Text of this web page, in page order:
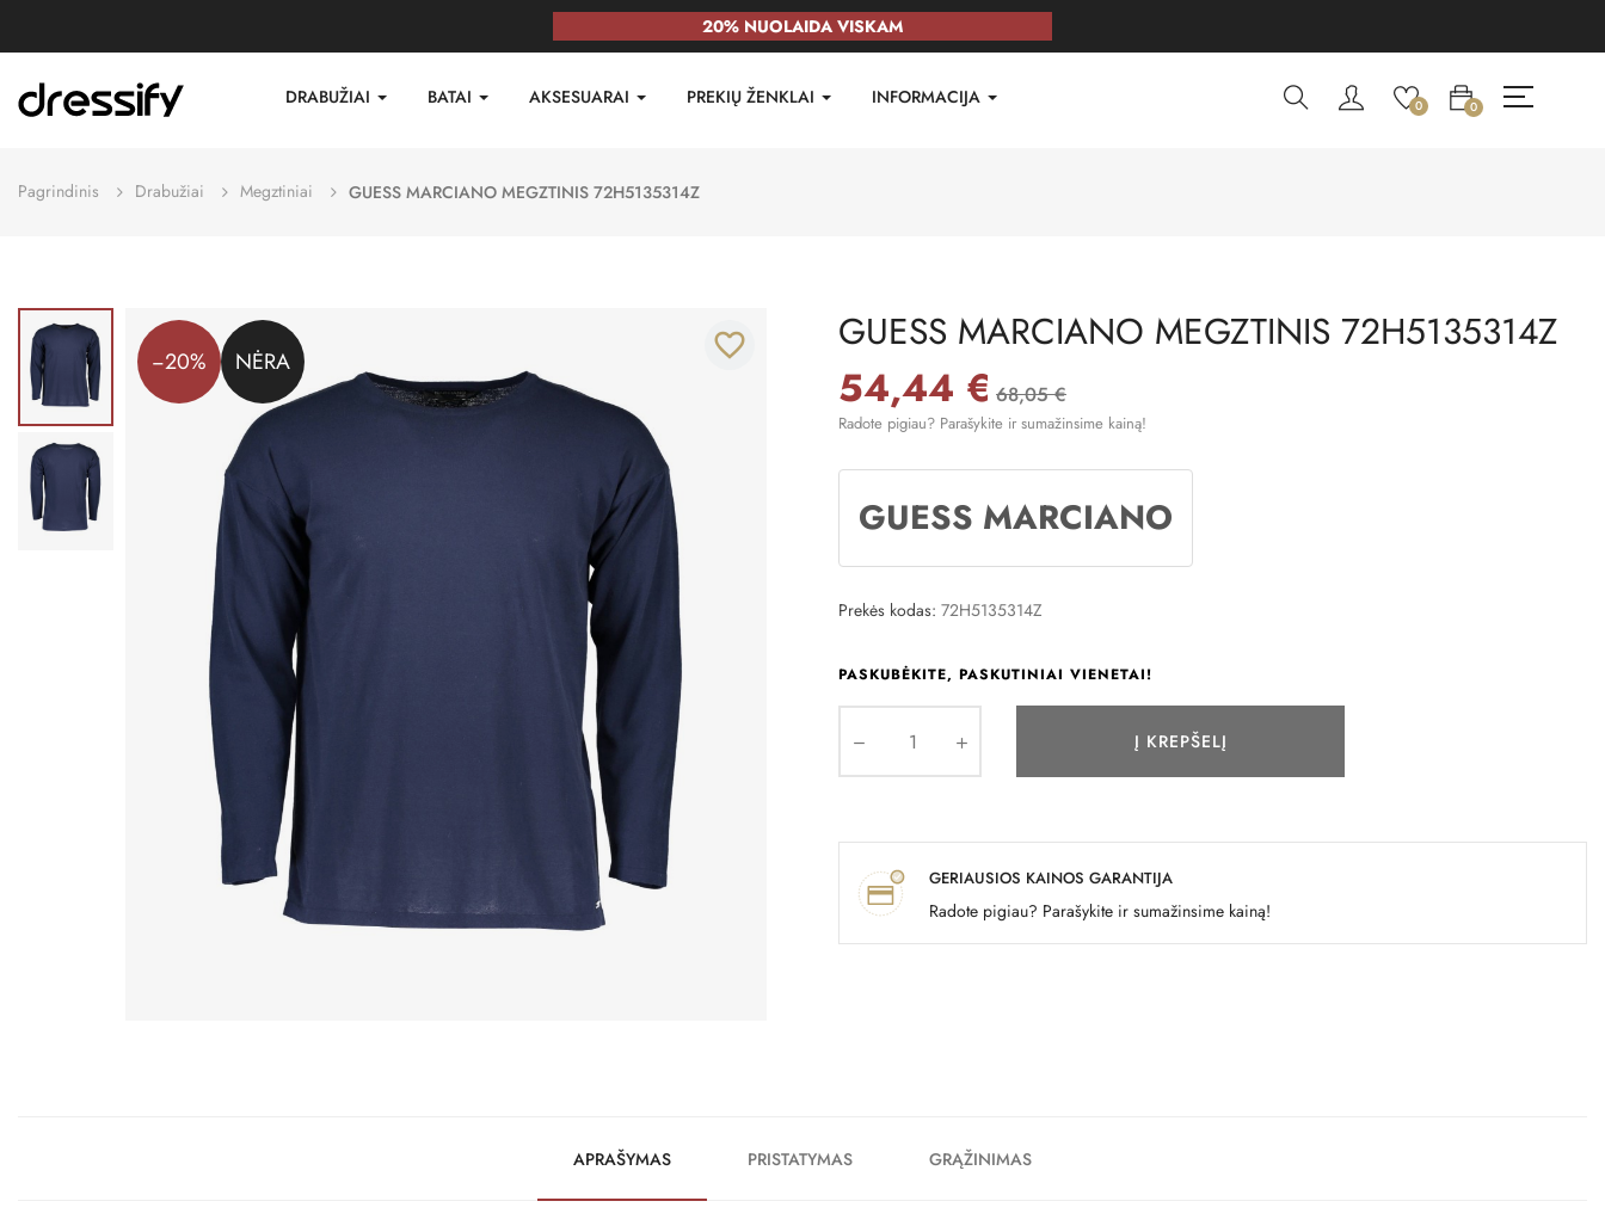
20% NUOLAIDA VISKAM
DRABUŽIAI BATAI AKSESUARAI PREKIŲ ŽENKLAI INFORMACIJA 0 0
Pagrindinis Drabužiai Megztiniai GUESS MARCIANO MEGZTINIS 72H5135314Z
−20% NĖRA favorite_border GUESS MARCIANO MEGZTINIS 72H5135314Z
54,44 € 68,05 €
Radote pigiau? Parašykite ir sumažinsime kainą!
GUESS MARCIANO
Prekės kodas: 72H5135314Z
PASKUBĖKITE, PASKUTINIAI VIENETAI!
Į KREPŠELĮ
GERIAUSIOS KAINOS GARANTIJA
Radote pigiau? Parašykite ir sumažinsime kainą!
APRAŠYMAS PRISTATYMAS GRĄŽINIMAS